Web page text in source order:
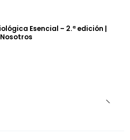
Esencial – 2.ª edición |